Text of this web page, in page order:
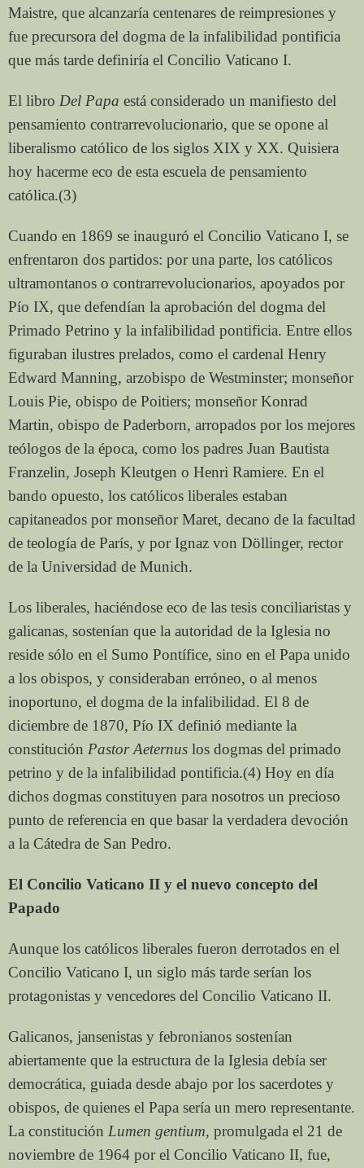
Maistre, que alcanzaría centenares de reimpresiones y
fue precursora del dogma de la infalibilidad pontificia
que más tarde definiría el Concilio Vaticano I.
El libro Del Papa está considerado un manifiesto del
pensamiento contrarrevolucionario, que se opone al
liberalismo católico de los siglos XIX y XX. Quisiera
hoy hacerme eco de esta escuela de pensamiento
católica.(3)
Cuando en 1869 se inauguró el Concilio Vaticano I, se
enfrentaron dos partidos: por una parte, los católicos
ultramontanos o contrarrevolucionarios, apoyados por
Pío IX, que defendían la aprobación del dogma del
Primado Petrino y la infalibilidad pontificia. Entre ellos
figuraban ilustres prelados, como el cardenal Henry
Edward Manning, arzobispo de Westminster; monseñor
Louis Pie, obispo de Poitiers; monseñor Konrad
Martin, obispo de Paderborn, arropados por los mejores
teólogos de la época, como los padres Juan Bautista
Franzelin, Joseph Kleutgen o Henri Ramiere. En el
bando opuesto, los católicos liberales estaban
capitaneados por monseñor Maret, decano de la facultad
de teología de París, y por Ignaz von Döllinger, rector
de la Universidad de Munich.
Los liberales, haciéndose eco de las tesis conciliaristas y
galicanas, sostenían que la autoridad de la Iglesia no
reside sólo en el Sumo Pontífice, sino en el Papa unido
a los obispos, y consideraban erróneo, o al menos
inoportuno, el dogma de la infalibilidad. El 8 de
diciembre de 1870, Pío IX definió mediante la
constitución Pastor Aeternus los dogmas del primado
petrino y de la infalibilidad pontificia.(4) Hoy en día
dichos dogmas constituyen para nosotros un precioso
punto de referencia en que basar la verdadera devoción
a la Cátedra de San Pedro.
El Concilio Vaticano II y el nuevo concepto del
Papado
Aunque los católicos liberales fueron derrotados en el
Concilio Vaticano I, un siglo más tarde serían los
protagonistas y vencedores del Concilio Vaticano II.
Galicanos, jansenistas y febronianos sostenían
abiertamente que la estructura de la Iglesia debía ser
democrática, guiada desde abajo por los sacerdotes y
obispos, de quienes el Papa sería un mero representante.
La constitución Lumen gentium, promulgada el 21 de
noviembre de 1964 por el Concilio Vaticano II, fue,